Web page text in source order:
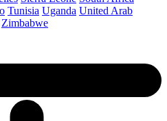
Tunisia Uganda United Arab
Zimbabwe